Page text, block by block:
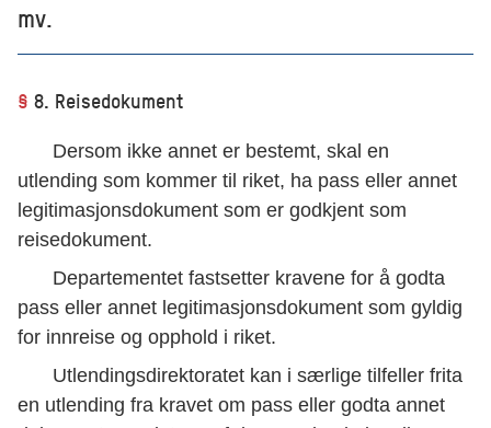
mv.
§ 8. Reisedokument
Dersom ikke annet er bestemt, skal en
utlending som kommer til riket, ha pass eller annet
legitimasjonsdokument som er godkjent som
reisedokument.
Departementet fastsetter kravene for å godta
pass eller annet legitimasjonsdokument som gyldig
for innreise og opphold i riket.
Utlendingsdirektoratet kan i særlige tilfeller frita
en utlending fra kravet om pass eller godta annet